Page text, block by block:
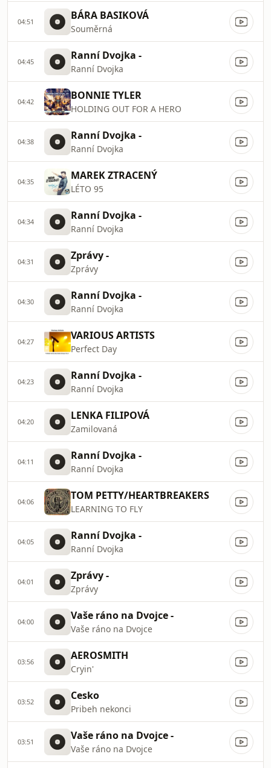
04:51 BÁRA BASIKOVÁ
Souměrná
04:45 Ranní Dvojka -
Ranní Dvojka
04:42 BONNIE TYLER
HOLDING OUT FOR A HERO
04:38 Ranní Dvojka -
Ranní Dvojka
04:35 MAREK ZTRACENÝ
LÉTO 95
04:34 Ranní Dvojka -
Ranní Dvojka
04:31 Zprávy -
Zprávy
04:30 Ranní Dvojka -
Ranní Dvojka
04:27 VARIOUS ARTISTS
Perfect Day
04:23 Ranní Dvojka -
Ranní Dvojka
04:20 LENKA FILIPOVÁ
Zamilovaná
04:11 Ranní Dvojka -
Ranní Dvojka
04:06 TOM PETTY/HEARTBREAKERS
LEARNING TO FLY
04:05 Ranní Dvojka -
Ranní Dvojka
04:01 Zprávy -
Zprávy
04:00 Vaše ráno na Dvojce -
Vaše ráno na Dvojce
03:56 AEROSMITH
Cryin'
03:52 Cesko
Pribeh nekonci
03:51 Vaše ráno na Dvojce -
Vaše ráno na Dvojce